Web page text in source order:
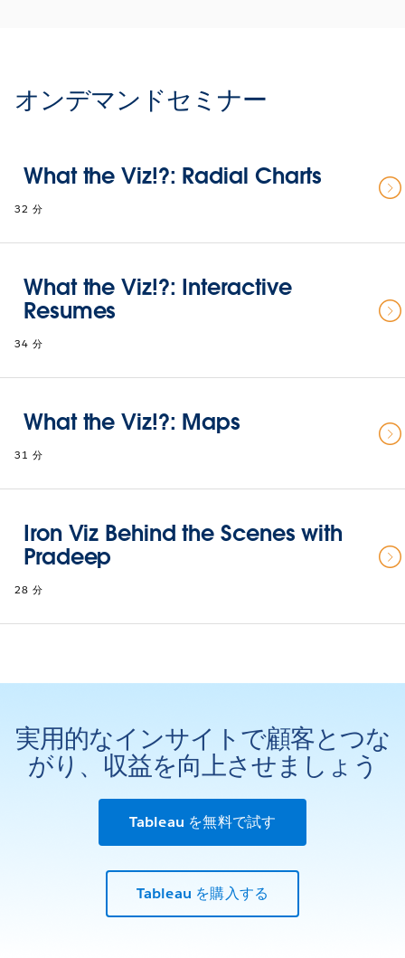
オンデマンドセミナー
What the Viz!?: Radial Charts
32 分
What the Viz!?: Interactive
Resumes
34 分
What the Viz!?: Maps
31 分
Iron Viz Behind the Scenes with
Pradeep
28 分
実用的なインサイトで顧客とつな
がり、収益を向上させましょう
Tableau を無料で試す
Tableau を購入する